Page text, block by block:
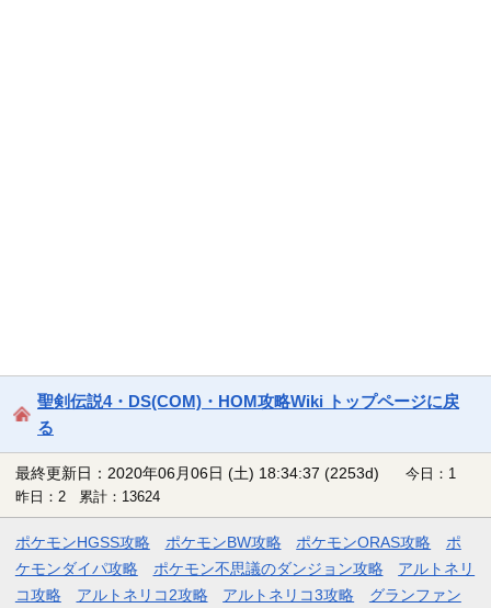
聖剣伝説4・DS(COM)・HOM攻略Wiki トップページに戻
る
最終更新日：2020年06月06日 (土) 18:34:37 (2253d)
今日：1
昨日：2 累計：13624
ポケモンHGSS攻略 ポケモンBW攻略 ポケモンORAS攻略
ポ
ケモンダイパ攻略
ポケモン不思議のダンジョン攻略
アルトネリ
コ攻略
アルトネリコ2攻略 アルトネリコ3攻略 グランファン